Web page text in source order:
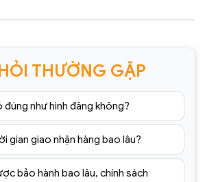
THƯỜNG GẶP
đúng như hình đăng không?
gian giao nhận hàng bao lâu?
bảo hành bao lâu, chính sách